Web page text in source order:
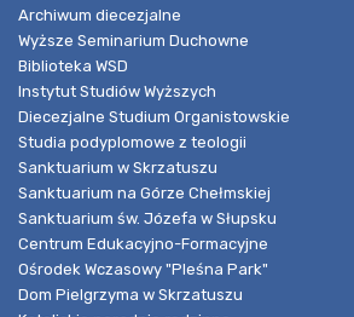
Archiwum diecezjalne
Wyższe Seminarium Duchowne
Biblioteka WSD
Instytut Studiów Wyższych
Diecezjalne Studium Organistowskie
Studia podyplomowe z teologii
Sanktuarium w Skrzatuszu
Sanktuarium na Górze Chełmskiej
Sanktuarium św. Józefa w Słupsku
Centrum Edukacyjno-Formacyjne
Ośrodek Wczasowy "Pleśna Park"
Dom Pielgrzyma w Skrzatuszu